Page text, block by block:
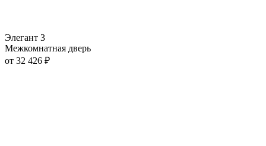
Элегант 3
Межкомнатная дверь
от 32 426 ₽